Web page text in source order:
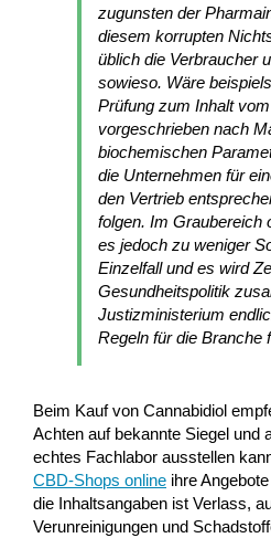
zugunsten der
diesem korrupten
üblich die Verbraucher
sowieso. Wäre
Prüfung zum Inhalt
vorgeschrieben nach
biochemischen
die Unternehmen für
den Vertrieb
folgen. Im Graubereich
es jedoch zu weniger
Einzelfall und es wird
Gesundheitspolitik
Justizministerium
Regeln für die Branche
Beim Kauf von Cannabidiol
Achten auf bekannte Siegel und
echtes Fachlabor ausstellen
CBD-Shops online ihre
die Inhaltsangaben ist Verlass,
Verunreinigungen und